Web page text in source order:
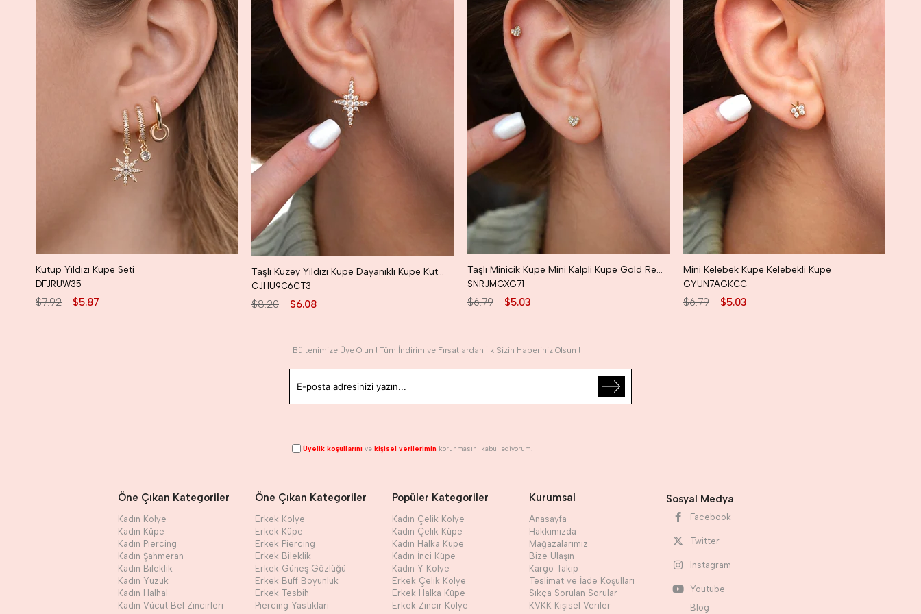
Kutup Yıldızı Küpe Seti
DFJRUW35
$5.87
$7.92
Taşlı Kuzey Yıldızı Küpe Dayanıklı Küpe Kutup Yıldızı Küpe
CJHU9C6CT3
$6.08
$8.20
Taşlı Minicik Küpe Mini Kalpli Küpe Gold Renk
SNRJMGXG71
$5.03
$6.79
Mini Kelebek Küpe Kelebekli Küpe
GYUN7AGKCC
$5.03
$6.79
Bültenimize Üye Olun ! Tüm İndirim ve Fırsatlardan İlk Sizin Haberiniz Olsun !
Üyelik koşullarını ve kişisel verilerimin korunmasını kabul ediyorum.
Öne Çıkan Kategoriler
Kadın Kolye
Kadın Küpe
Kadın Piercing
Kadın Şahmeran
Kadın Bileklik
Kadın Yüzük
Kadın Halhal
Kadın Vücut Bel Zincirleri
Öne Çıkan Kategoriler
Erkek Kolye
Erkek Küpe
Erkek Piercing
Erkek Bileklik
Erkek Güneş Gözlüğü
Erkek Buff Boyunluk
Erkek Tesbih
Piercing Yastıkları
Popüler Kategoriler
Kadın Çelik Kolye
Kadın Çelik Küpe
Kadın Halka Küpe
Kadın İnci Küpe
Kadın Y Kolye
Erkek Çelik Kolye
Erkek Halka Küpe
Erkek Zincir Kolye
Kurumsal
Anasayfa
Hakkımızda
Mağazalarımız
Bize Ulaşın
Kargo Takip
Teslimat ve İade Koşulları
Sıkça Sorulan Sorular
KVKK Kişisel Veriler
Sosyal Medya
Facebook
Twitter
Instagram
Youtube
Blog